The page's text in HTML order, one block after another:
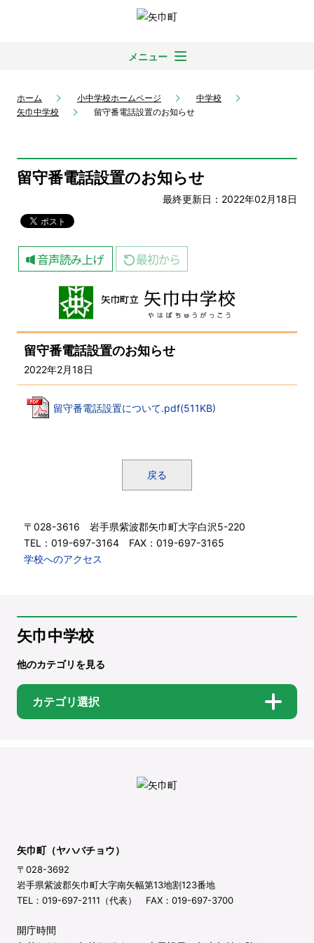
メニュー
ホーム 小中学校ホームページ
中学校
矢巾中学校
留守番電話設置のお知らせ
留守番電話設置のお知らせ
最終更新日：2022年02月18日
留守番電話設置のお知らせ
2022年2月18日
留守番電話設置について.pdf(511KB)
戻る
〒028-3616 岩手県紫波郡矢巾町大字白沢5-220
TEL：019-697-3164 FAX：019-697-3165
学校へのアクセス
矢巾中学校
他のカテゴリを見る
カテゴリ選択
矢巾町（ヤハバチョウ）
〒028-3692
岩手県紫波郡矢巾町大字南矢幅第13地割123番地
TEL：019-697-2111（代表） FAX：019-697-3700
開庁時間